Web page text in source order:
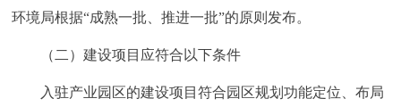
环境局根据“成熟一批、推进一批”的原则发布。
（二）建设项目应符合以下条件
入驻产业园区的建设项目符合园区规划功能定位、布局